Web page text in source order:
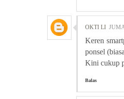
OKTI LI
Keren
ponsel
Kini cukup
Balas